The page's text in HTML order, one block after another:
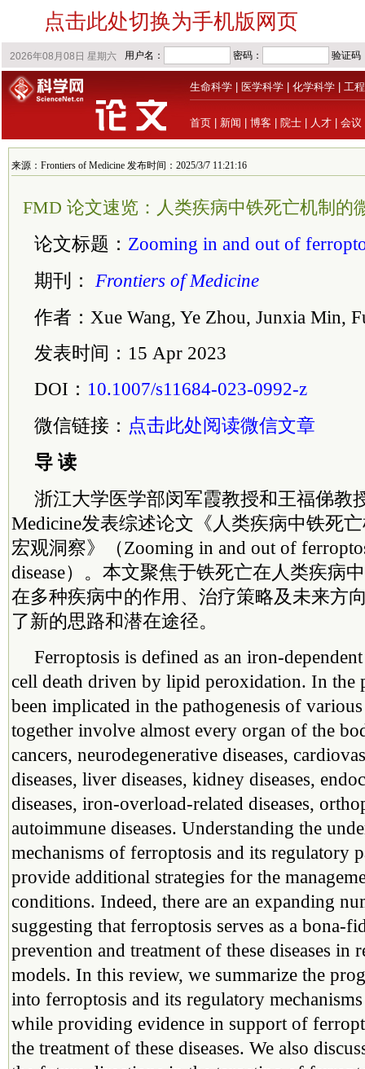
点击此处切换为手机版网页
生命科学 医学科学 化学科学 工
首页 新闻 博客 院士 人才 会议
来源：Frontiers of Medicine 发布时间：2025/3/7 11:21:16
FMD 论文速览：人类疾病中铁死亡机制的
论文标题： Zooming in and out of
期刊： Frontiers of Medicine
作者：Xue Wang, Ye Zhou, Junxia Min,
发表时间：15 Apr 2023
DOI： 10.1007/s11684-023-0992-z
微信链接： 点击此处阅读微信文章
导 读
浙江大学医学部闵军霞教授和王福俤教
Medicine发表综述论文《人类疾病中铁死
宏观洞察》（Zooming in and out of
disease）。本文聚焦于铁死亡在人类疾病
在多种疾病中的作用、治疗策略及未来方
了新的思路和潜在途径。
Ferroptosis is defined as an iron-
cell death driven by lipid peroxidation. In the
been implicated in the pathogenesis of various
together involve almost every organ of the
cancers, neurodegenerative diseases,
diseases, liver diseases, kidney diseases,
diseases, iron-overload-related diseases,
autoimmune diseases. Understanding the
mechanisms of ferroptosis and its regulatory
provide additional strategies for the
conditions. Indeed, there are an expanding
suggesting that ferroptosis serves as a bona-
prevention and treatment of these diseases in
models. In this review, we summarize the
into ferroptosis and its regulatory
while providing evidence in support of
the treatment of these diseases. We also